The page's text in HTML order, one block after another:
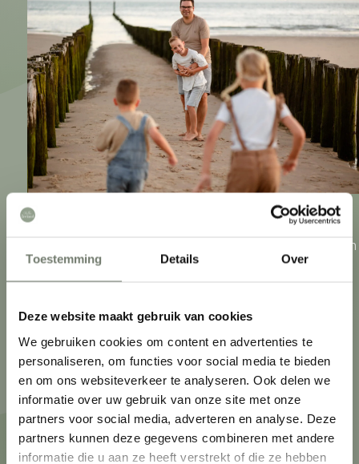
Toestemming Details Over
Deze website maakt gebruik van cookies
We gebruiken cookies om content en advertenties te
personaliseren, om functies voor social media te bieden
en om ons websiteverkeer te analyseren. Ook delen we
informatie over uw gebruik van onze site met onze
partners voor social media, adverteren en analyse. Deze
partners kunnen deze gegevens combineren met andere
informatie die u aan ze heeft verstrekt of die ze hebben
Waar ben je naar op zoek?
Ga naar de activiteiten
Zeeland. Een archipel van schiereilanden, verbonden
door bruggen en tunnels. Wat ze gemeen hebben?
sporten aan zee en eten uit de zee. Daarnaast heeft
iedere regio heeft zijn eigen kenmerken. Van
oneindige landweggetjes en charmante dorpjes in
Zeeuws-Vlaanderen tot Walcherse steden met
monumentale panden. Ontdek Zeeland net als de
Zeeuwen zelf!